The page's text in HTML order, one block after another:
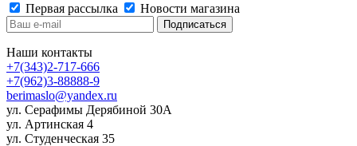
Первая рассылка
Новости магазина
Наши контакты
+7(343)2-717-666
+7(962)3-88888-9
berimaslo@yandex.ru
ул. Серафимы Дерябиной 30А
ул. Артинская 4
ул. Студенческая 35